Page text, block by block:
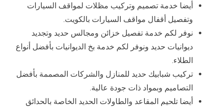
أيضا خدمة تصميم وتركيب مظلات لمواقف السيارات
وتفصيل أقفال مواقف السيارات بالكويت.
نوفر لكم خدمة تفصيل خزائن ومجالس حديد وتجديد
ديوانيات حديد ونوفر لكم خدمة بخ الديوانيات بأفضل أنواع
الطلاء.
تركيب شبابيك حديد للمنازل والشركات المصممة بأفضل
التصاميم وبمواد ذات جودة عالية.
أيضا تلحيم المقاعد والطاولات الحديد الخاصة بالحدائق